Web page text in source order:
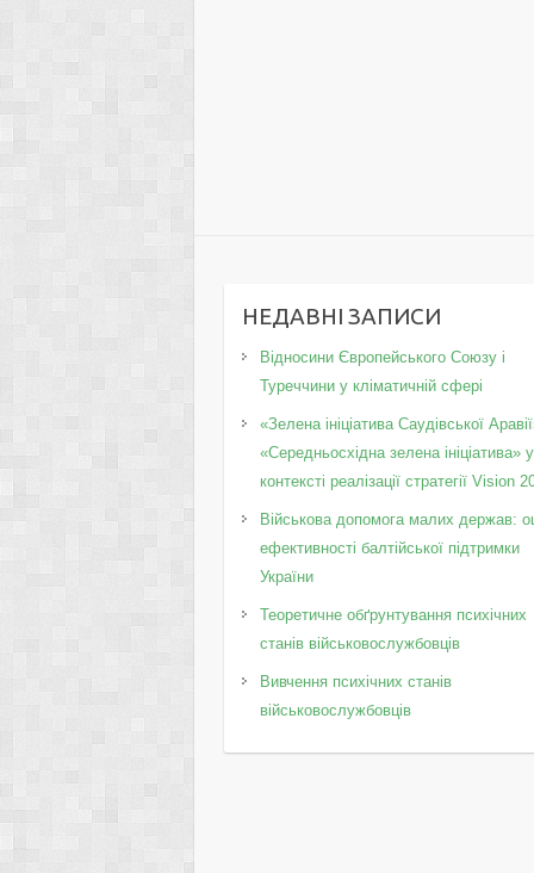
НЕДАВНІ ЗАПИСИ
Відносини Європейського Союзу і
Туреччини у кліматичній сфері
«Зелена ініціатива Саудівської
«Середньосхідна зелена ініціатива» у
контексті реалізації стратегії Vision
Військова допомога малих держав:
ефективності балтійської підтримки
України
Теоретичне обґрунтування психічних
станів військовослужбовців
Вивчення психічних станів
військовослужбовців